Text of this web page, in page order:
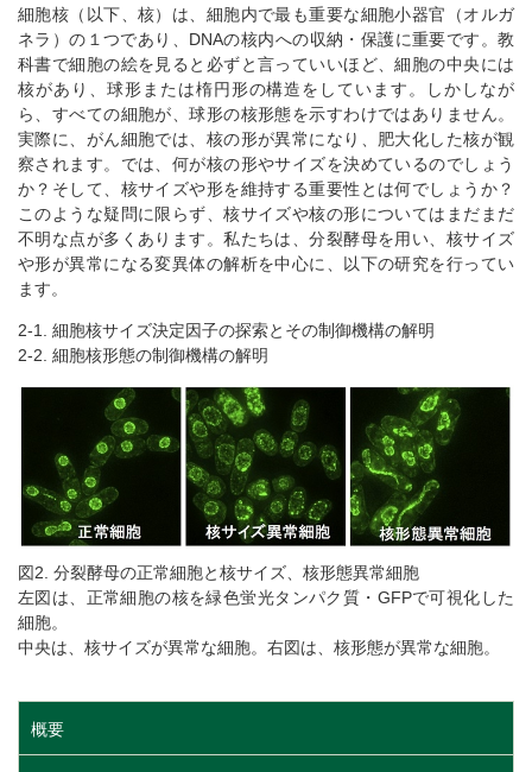
細胞核（以下、核）は、細胞内で最も重要な細胞小器官（オルガ
ネラ）の１つであり、DNAの核内への収納・保護に重要です。教
科書で細胞の絵を見ると必ずと言っていいほど、細胞の中央には
核があり、球形または楕円形の構造をしています。しかしなが
ら、すべての細胞が、球形の核形態を示すわけではありません。
実際に、がん細胞では、核の形が異常になり、肥大化した核が観
察されます。では、何が核の形やサイズを決めているのでしょう
か？そして、核サイズや形を維持する重要性とは何でしょうか？
このような疑問に限らず、核サイズや核の形についてはまだまだ
不明な点が多くあります。私たちは、分裂酵母を用い、核サイズ
や形が異常になる変異体の解析を中心に、以下の研究を行ってい
ます。
2-1. 細胞核サイズ決定因子の探索とその制御機構の解明
2-2. 細胞核形態の制御機構の解明
図2. 分裂酵母の正常細胞と核サイズ、核形態異常細胞
左図は、正常細胞の核を緑色蛍光タンパク質・GFPで可視化した
細胞。
中央は、核サイズが異常な細胞。右図は、核形態が異常な細胞。
概要